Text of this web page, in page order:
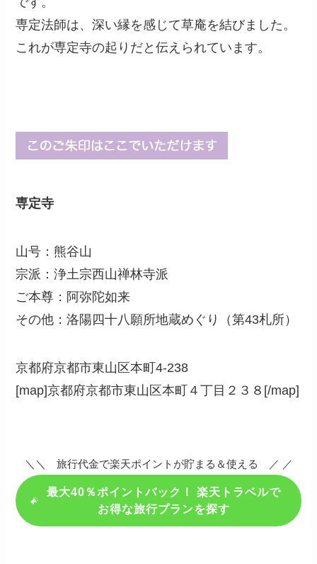
専定法師は、深い縁を感じて草庵を結びました。
これが専定寺の起りだと伝えられています。
専定寺
山号：熊谷山
宗派：浄土宗西山禅林寺派
ご本尊：阿弥陀如来
その他：洛陽四十八願所地蔵めぐり（第43札所）
京都府京都市東山区本町4-238
[map]京都府京都市東山区本町４丁目２３８[/map]
＼＼ 旅行代金で楽天ポイントが貯まる＆使える ／ ／
最大40％ポイントバック！ 楽天トラベルで
お得な旅行プランを探す